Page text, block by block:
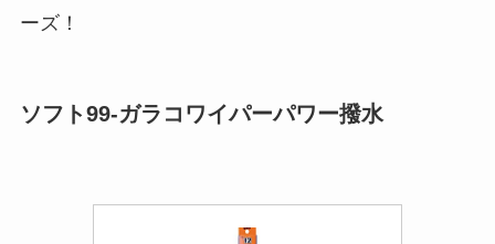
ーズ！
ソフト99-ガラコワイパーパワー撥水